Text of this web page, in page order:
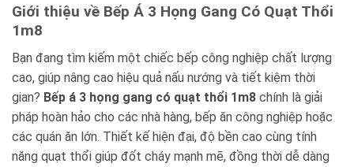
Giới thiệu về Bếp Á 3 Họng Gang Có Quạt Thổi
1m8
Bạn đang tìm kiếm một chiếc bếp công nghiệp chất lượng
cao, giúp nâng cao hiệu quả nấu nướng và tiết kiệm thời
gian? Bếp á 3 họng gang có quạt thổi 1m8 chính là giải
pháp hoàn hảo cho các nhà hàng, bếp ăn công nghiệp hoặc
các quán ăn lớn. Thiết kế hiện đại, độ bền cao cùng tính
năng quạt thổi giúp đốt cháy mạnh mẽ, đồng thời dễ dàng